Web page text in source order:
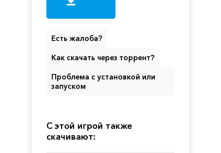
Есть жалоба?
Как скачать через торрент?
Проблема с установкой или
запуском
С этой игрой также
скачивают: